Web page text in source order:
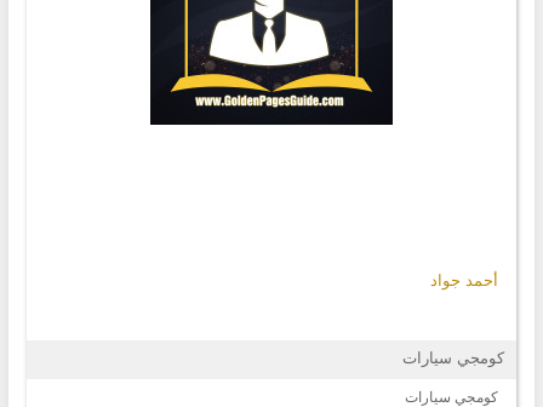
أحمد جواد
كومجي سيارات
كومجي سيارات